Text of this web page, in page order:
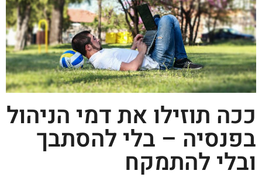
ככה תוזילו את דמי הניהול
בפנסיה – בלי להסתבך
ובלי להתמקח